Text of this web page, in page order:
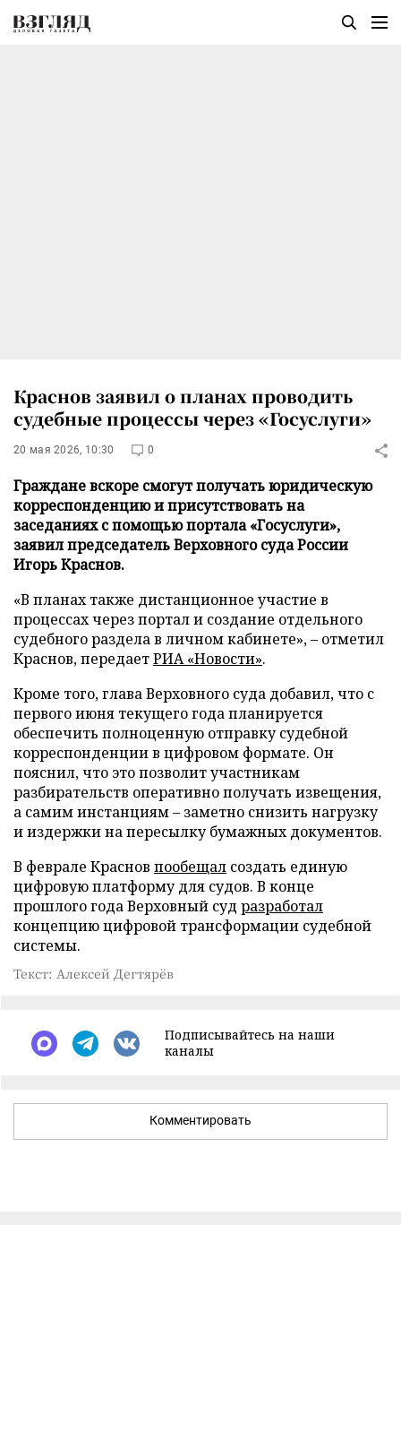
Краснов заявил о планах проводить
судебные процессы через «Госуслуги»
20 мая 2026, 10:30 0
Граждане вскоре смогут получать юридическую
корреспонденцию и присутствовать на
заседаниях с помощью портала «Госуслуги»,
заявил председатель Верховного суда России
Игорь Краснов.
«В планах также дистанционное участие в
процессах через портал и создание отдельного
судебного раздела в личном кабинете», – отметил
Краснов, передаетРИА «Новости».
Кроме того, глава Верховного суда добавил, что с
первого июня текущего года планируется
обеспечить полноценную отправку судебной
корреспонденции в цифровом формате. Он
пояснил, что это позволит участникам
разбирательств оперативно получать извещения,
а самим инстанциям – заметно снизить нагрузку
и издержки на пересылку бумажных документов.
В феврале Краснов пообещал создать единую
цифровую платформу для судов. В конце
прошлого года Верховный суд разработал
концепцию цифровой трансформации судебной
системы.
Текст: Алексей Дегтярёв
Подписывайтесь на наши
каналы
Комментировать